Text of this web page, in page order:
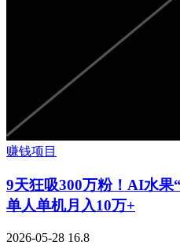
赚钱项目
9天狂吸300万粉！AI水果
单人单机月入10万+
2026-05-28 16.8